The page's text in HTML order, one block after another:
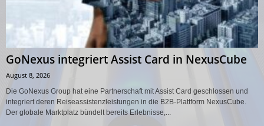
GoNexus integriert Assist Card in NexusCube
August 8, 2026
Die GoNexus Group hat eine Partnerschaft mit Assist Card geschlossen und
integriert deren Reiseassistenzleistungen in die B2B-Plattform NexusCube.
Der globale Marktplatz bündelt bereits Erlebnisse,...